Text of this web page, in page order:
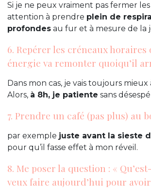
Si je ne peux vraiment pas fermer les
attention à prendre plein de
profondes au fur et à mesure de la
6. Repérer les créneaux horaires
énergie va remonter quoiqu’il
Dans mon cas, je vais toujours mieux
Alors, à 8h, je patiente sans
7. Prendre un café (pas plus) au
par exemple juste avant la sieste
pour qu’il fasse effet à mon réveil.
8. Me poser la question : «
veux faire aujourd’hui pour